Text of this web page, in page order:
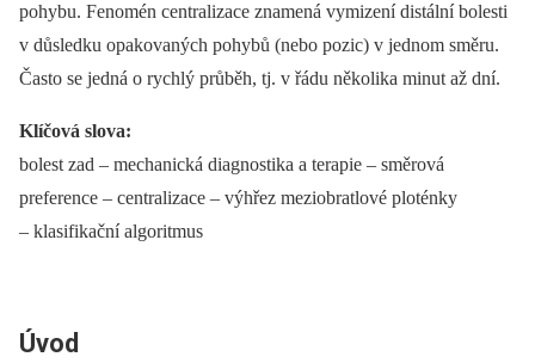
pohybu. Fenomén centralizace znamená vymizení distální bolesti
v důsledku opakovaných pohybů (nebo pozic) v jednom směru.
Často se jedná o rychlý průběh, tj. v řádu několika minut až dní.
Klíčová slova:
bolest zad –⁠ mechanická diagnostika a terapie –⁠ směrová
preference –⁠ centralizace –⁠ výhřez meziobratlové ploténky
–⁠ klasifikační algoritmus
Úvod